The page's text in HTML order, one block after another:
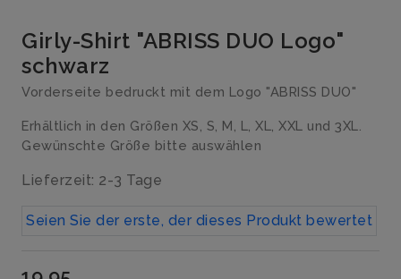
Girly-Shirt "ABRISS DUO Logo"
schwarz
Vorderseite bedruckt mit dem Logo "ABRISS DUO"
Erhältlich in den Größen XS, S, M, L, XL, XXL und 3XL.
Gewünschte Größe bitte auswählen
Lieferzeit: 2-3 Tage
Seien Sie der erste, der dieses Produkt bewertet